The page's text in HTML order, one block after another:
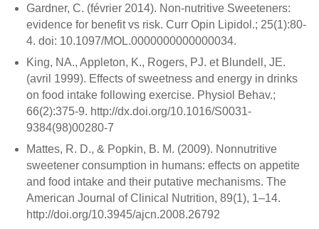
Gardner, C. (février 2014). Non-nutritive Sweeteners:
evidence for benefit vs risk. Curr Opin Lipidol.; 25(1):80-
4. doi: 10.1097/MOL.0000000000000034.
King, NA., Appleton, K., Rogers, PJ. et Blundell, JE.
(avril 1999). Effects of sweetness and energy in drinks
on food intake following exercise. Physiol Behav.;
66(2):375-9. http://dx.doi.org/10.1016/S0031-
9384(98)00280-7
Mattes, R. D., & Popkin, B. M. (2009). Nonnutritive
sweetener consumption in humans: effects on appetite
and food intake and their putative mechanisms. The
American Journal of Clinical Nutrition, 89(1), 1–14.
http://doi.org/10.3945/ajcn.2008.26792